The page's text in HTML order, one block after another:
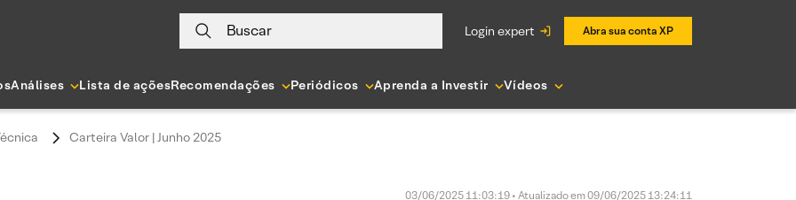
Buscar login expert Abra sua conta XP
Análises Lista de açõesRecomendações Periódicos Aprenda a Investir Vídeos
Carteira Valor | Junho 2025
03/06/2025 11:03:19 • Atualizado em 09/06/2025 13:24:11